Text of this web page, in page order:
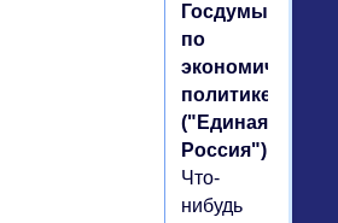
Госдумы
по
экономической
политике
("Единая
Россия").
Что-
нибудь